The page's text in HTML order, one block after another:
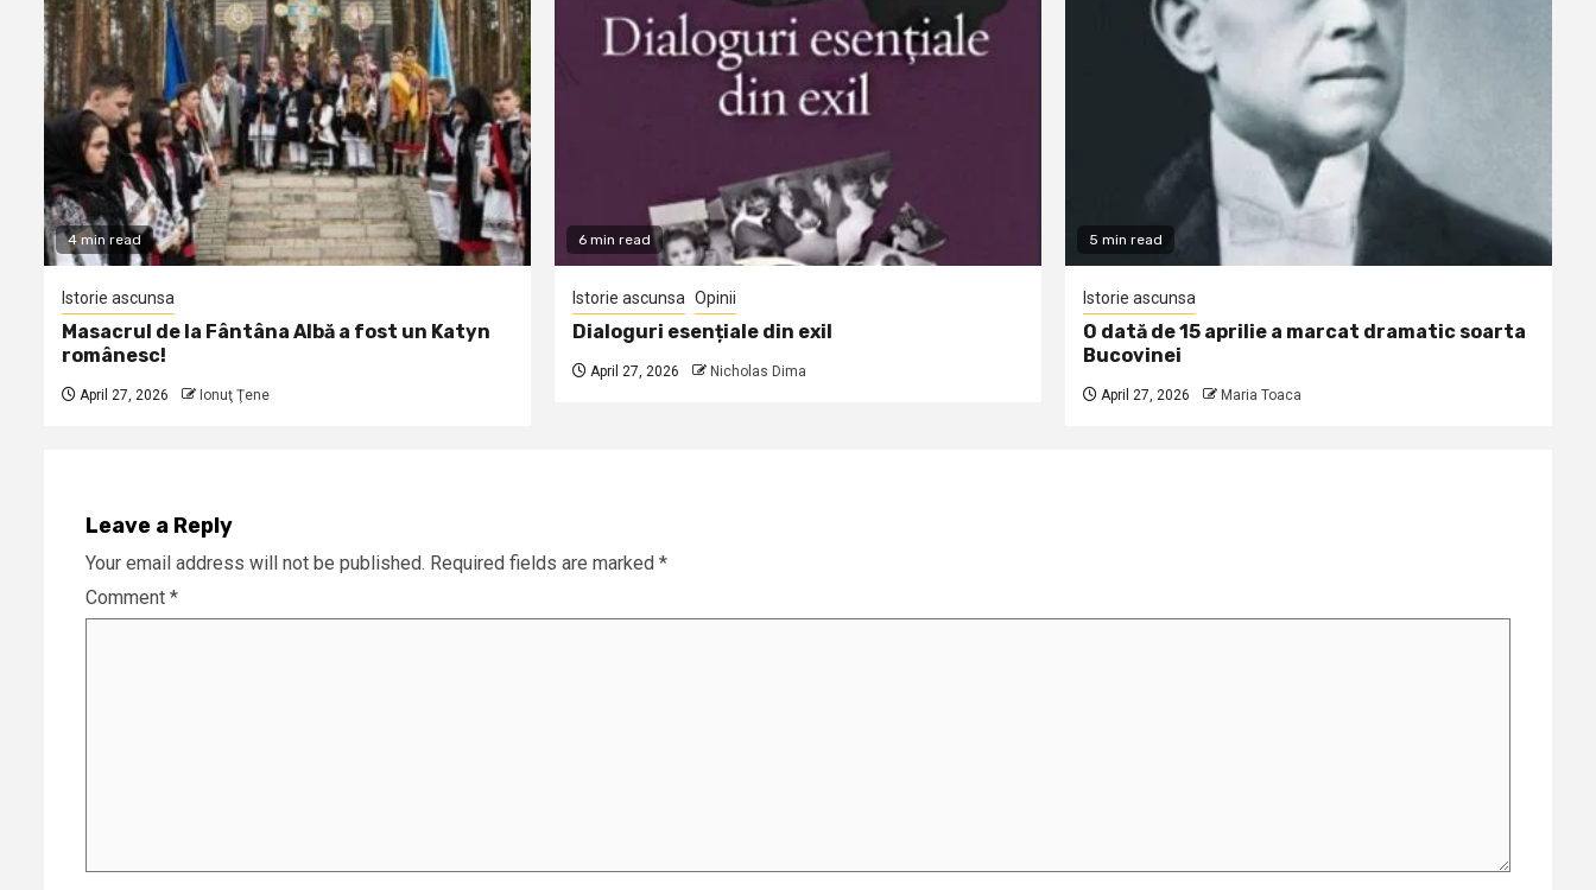
4 min read
Istorie ascunsa
Masacrul de la Fântâna Albă a fost un Katyn
românesc!
April 27, 2026 Ionuţ Ţene
6 min read
Istorie ascunsa Opinii
Dialoguri esențiale din exil
April 27, 2026 Nicholas Dima
5 min read
Istorie ascunsa
O dată de 15 aprilie a marcat dramatic soarta
Bucovinei
April 27, 2026 Maria Toaca
Leave a Reply
Your email address will not be published. Required fields are marked *
Comment *